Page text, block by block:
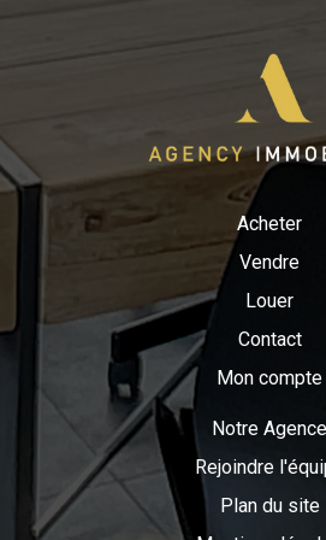
que des commerces de proximité
Ne manquez pas cette opportunité
Contactez AGENCY IMMOBILIER
Acheter
Vendre
Louer
Contact
Mon compte
Notre Agence
Rejoindre
Plan du site